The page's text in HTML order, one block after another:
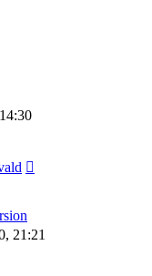
21:21